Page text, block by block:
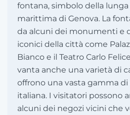
fontana, simbolo della
marittima di Genova. La
da alcuni dei monumenti e
iconici della città come
Bianco e il Teatro Carlo
vanta anche una varietà di
offrono una vasta gamma
italiana. I visitatori possono
alcuni dei negozi vicini che